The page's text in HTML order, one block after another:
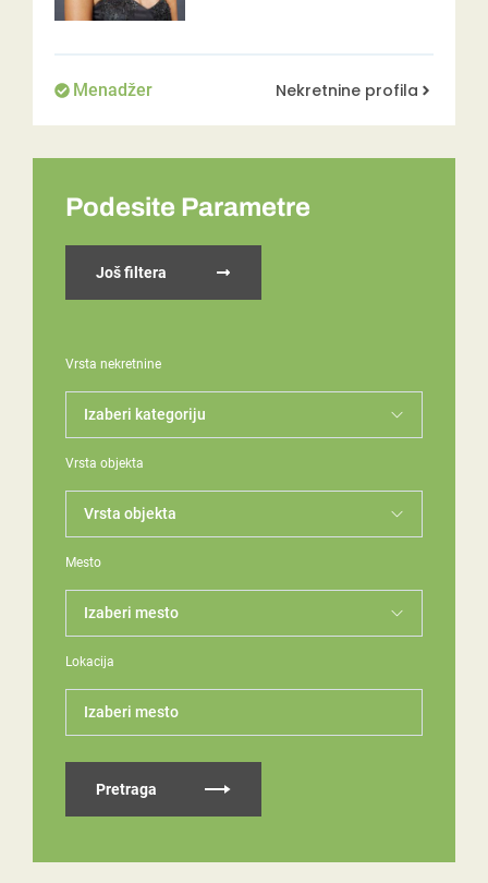
Menadžer Nekretnine profila
Podesite Parametre
Još filtera
Vrsta nekretnine
Vrsta objekta
Mesto
Lokacija
Izaberi mesto
Pretraga